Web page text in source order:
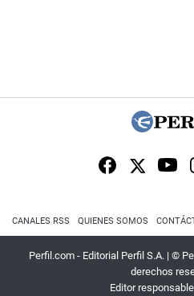
CANALES RSS QUIENES SOMOS
Perfil.com - Editorial Perfil S.A. | ©
derechos
Editor